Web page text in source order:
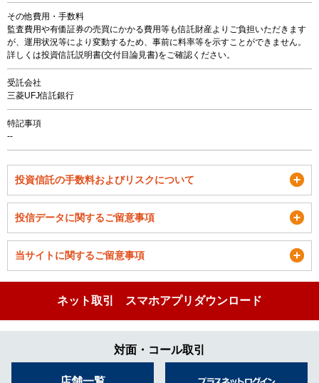
その他費用・手数料
監査費用や有価証券の売買にかかる費用等も信託財産よりご負担いただきます
が、運用状況等により変動するため、事前に料率等を示すことができません。
詳しくは投資信託説明書(交付目論見書)をご確認ください。
受託会社
三菱UFJ信託銀行
特記事項
--
投資信託の手数料およびリスクについて
投信データに関するご留意事項
当サイトに関するご留意事項
ネット取引 スマホアプリダウンロード
対面・コール取引